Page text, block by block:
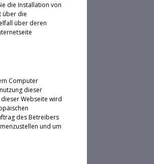
die Installation von
über die
über deren
Computer
dieser
Webseite wird
des Betreibers
und um